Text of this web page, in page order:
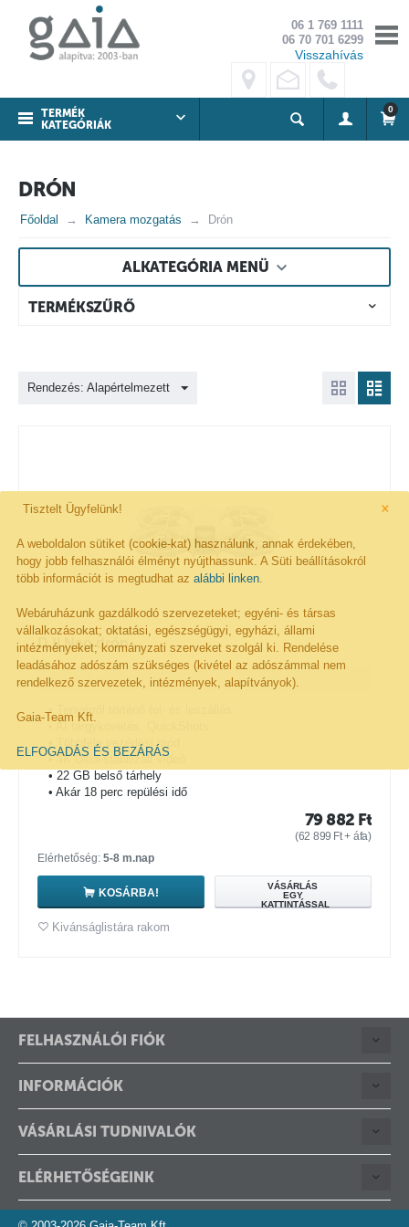
×
Tisztelt Ügyfelünk!
A weboldalon sütiket (cookie-kat) használunk, annak érdekében,
hogy jobb felhasználói élményt nyújthassunk. A Süti beállításokról
több információt is megtudhat az alábbi linken
Webáruházunk gazdálkodó szervezeteket; egyéni- és társas
vállalkozásokat; oktatási, egészségügyi, egyházi, állami
intézményeket; kormányzati szerveket szolgál ki. Rendelése
leadásához adószám szükséges (kivétel az adószámmal nem
rendelkező szervezetek, intézmények, alapítványok).
Gaia-Team Kft.
ELFOGADÁS ÉS BEZÁRÁS
06 1 769 1111
06 70 701 6299
Visszahívás
TERMÉK
KATEGÓRIÁK
0
DRÓN
Főoldal Kamera mozgatás Drón
ALKATEGÓRIA MENÜ
TERMÉKSZŰRŐ
Rendezés: Alapértelmezett
DJI Neo drón
• Tenyérről történő fel- és leszállás
• Többféle vezérlési mód
• 4K Ultra-stabilizált videó
• 22 GB belső tárhely
• Akár 18 perc repülési idő
79 882 Ft
(62 899 Ft+ áfa)
Elérhetőség: 5-8 m.nap
KOSÁRBA!
VÁSÁRLÁS
EGY
KATTINTÁSSAL
Kivánságlistára rakom
FELHASZNÁLÓI FIÓK
INFORMÁCIÓK
VÁSÁRLÁSI TUDNIVALÓK
ELÉRHETŐSÉGEINK